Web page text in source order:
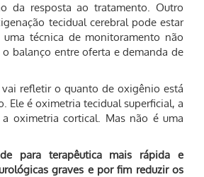
da resposta ao tratamento. Outro
tecidual cerebral pode estar
técnica de monitoramento não
balanço entre oferta e demanda de
refletir o quanto de oxigênio está
Ele é oximetria tecidual superficial, a
oximetria cortical. Mas não é uma
para terapêutica mais rápida e
graves e por fim reduzir os